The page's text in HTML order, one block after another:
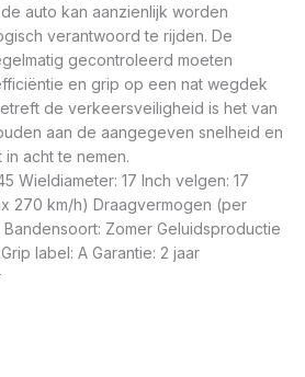
auto kan aanzienlijk worden
verantwoord te rijden. De
gecontroleerd moeten
en grip op een nat wegdek
de verkeersveiligheid is het van
aan de aangegeven snelheid en
acht te nemen.
Wieldiameter: 17 Inch velgen: 17
270 km/h) Draagvermogen (per
Zomer Geluidsproductie
label: A Garantie: 2 jaar